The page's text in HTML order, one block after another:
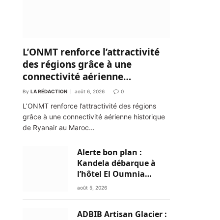
L’ONMT renforce l’attractivité
des régions grâce à une
connectivité aérienne
historique de Ryanair
By LA RÉDACTION août 6, 2026 0
L’ONMT renforce l’attractivité des régions
grâce à une connectivité aérienne historique
de Ryanair au Maroc…
Alerte bon plan :
Kandela débarque à
l’hôtel El Oumnia
Puerto pour enflammer
août 5, 2026
ADBIB Artisan Glacier :